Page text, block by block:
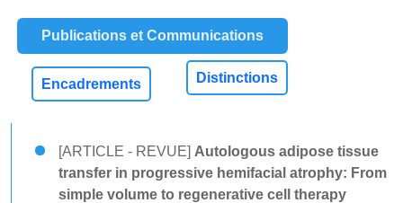
Publications et Communications
Encadrements Distinctions
[ARTICLE - REVUE] Autologous adipose tissue
transfer in progressive hemifacial atrophy: From
simple volume to regenerative cell therapy